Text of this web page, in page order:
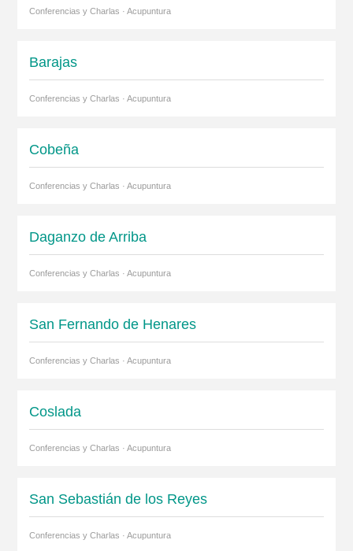
Conferencias y Charlas · Acupuntura
Barajas
Conferencias y Charlas · Acupuntura
Cobeña
Conferencias y Charlas · Acupuntura
Daganzo de Arriba
Conferencias y Charlas · Acupuntura
San Fernando de Henares
Conferencias y Charlas · Acupuntura
Coslada
Conferencias y Charlas · Acupuntura
San Sebastián de los Reyes
Conferencias y Charlas · Acupuntura